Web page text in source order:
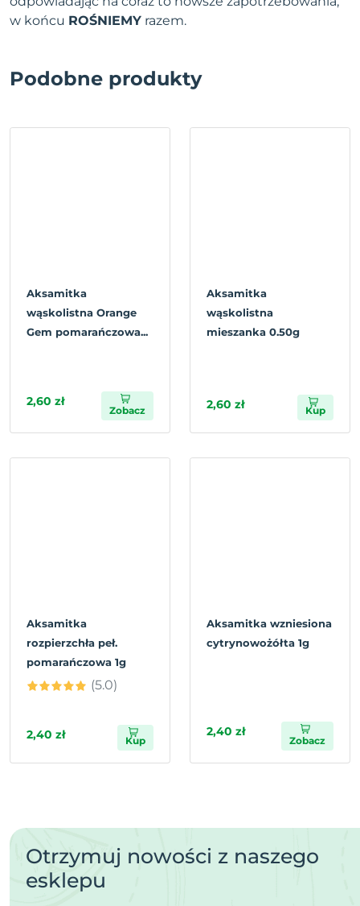
w końcu ROŚNIEMY razem.
Podobne produkty
Aksamitka
wąskolistna Orange
Gem pomarańczowa...
2,60 zł
Zobacz
Aksamitka
wąskolistna
mieszanka 0.50g
2,60 zł Kup
Aksamitka
rozpierzchła peł.
pomarańczowa 1g
(5.0)
2,40 zł Kup
Aksamitka wzniesiona
cytrynowożółta 1g
2,40 zł
Zobacz
Otrzymuj nowości z naszego
esklepu